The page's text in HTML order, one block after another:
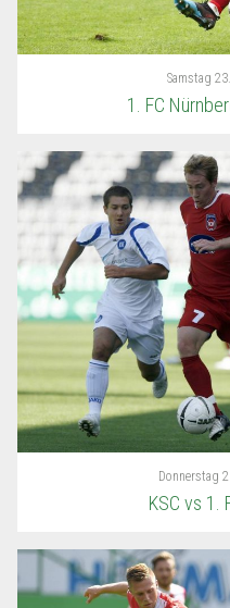
Samstag
1. FC
Donnerstag
KSC vs 1.